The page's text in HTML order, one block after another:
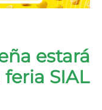
estará
SIAL